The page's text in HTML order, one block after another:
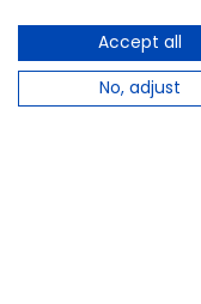
Accept all
No, adjust